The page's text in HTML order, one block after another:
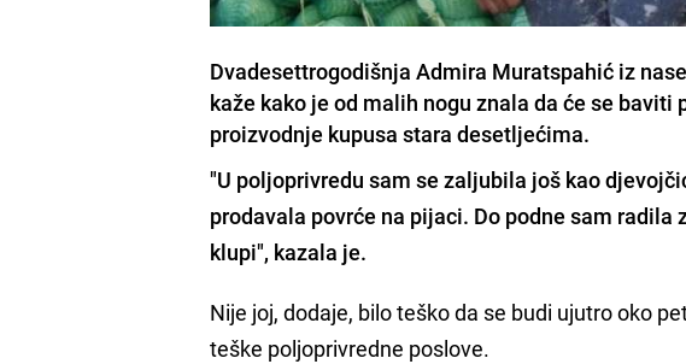
Dvadesettrogodišnja Admira Muratspahić iz
kaže kako je od malih nogu znala da će se
proizvodnje kupusa stara desetljećima.
"U poljoprivredu sam se zaljubila još kao
prodavala povrće na pijaci. Do podne sam
klupi", kazala je.
Nije joj, dodaje, bilo teško da se budi ujutro oko
teške poljoprivredne poslove.